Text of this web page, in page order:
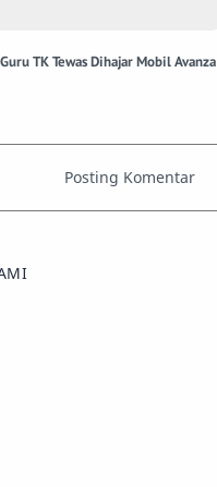
TK Tewas Dihajar Mobil Avanza